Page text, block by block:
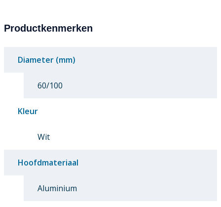
Productkenmerken
Diameter (mm)
60/100
Kleur
Wit
Hoofdmateriaal
Aluminium